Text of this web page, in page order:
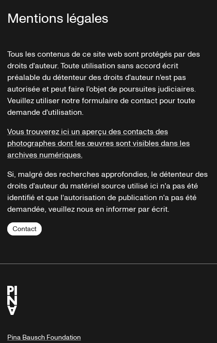
Mentions légales
Tous les contenus de ce site web sont protégés par des
droits d'auteur. Toute utilisation sans accord écrit
préalable du détenteur des droits d'auteur n'est pas
autorisée et peut faire l'objet de poursuites judiciaires.
Veuillez utiliser notre formulaire de contact pour toute
demande d'utilisation.
Vous trouverez ici un aperçu des contacts des
photographes dont les œuvres sont visibles dans les
archives numériques.
Si, malgré des recherches approfondies, le détenteur des
droits d'auteur du matériel source utilisé ici n'a pas été
identifié et que l'autorisation de publication n'a pas été
demandée, veuillez nous en informer par écrit.
Contact
Pina Bausch Foundation